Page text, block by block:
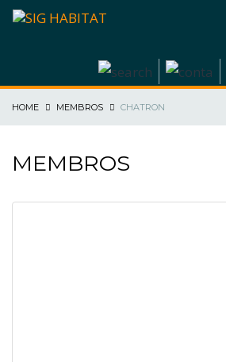
HOME MEMBROS CHATRON
MEMBROS